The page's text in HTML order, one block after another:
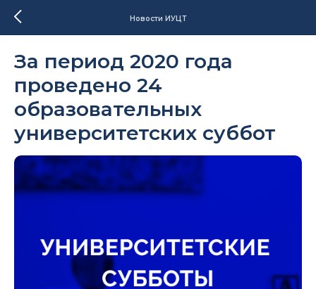
Новости ИУЦТ
За период 2020 года
проведено 24
образовательных
университетских суббот